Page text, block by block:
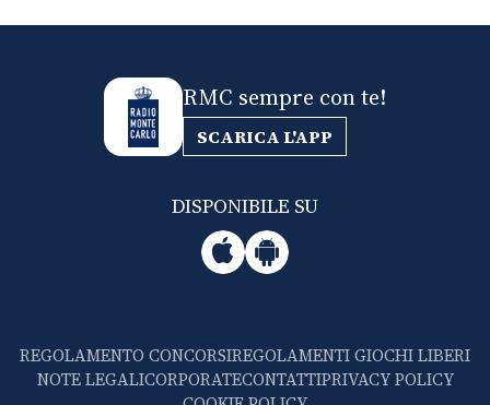
RMC sempre con te!
SCARICA L'APP
DISPONIBILE SU
REGOLAMENTO CONCORSIREGOLAMENTI GIOCHI LIBERI
NOTE LEGALICORPORATECONTATTIPRIVACY POLICY